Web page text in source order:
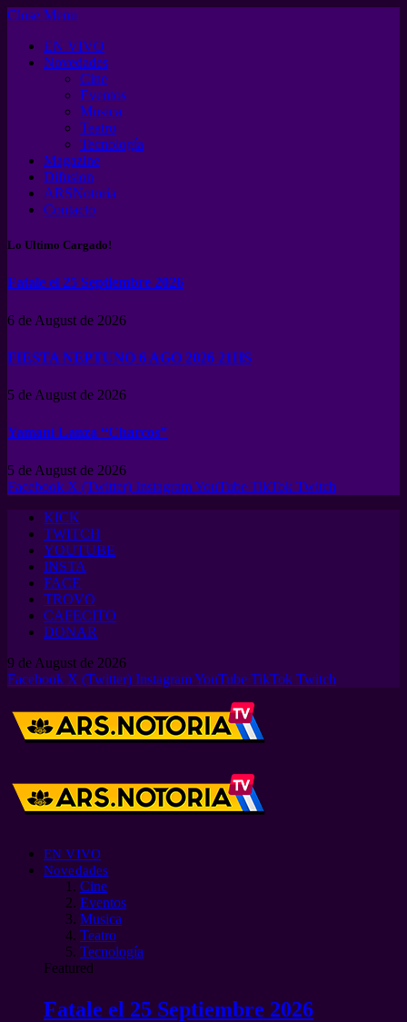
Close Menu
EN VIVO
Novedades
Cine
Eventos
Musica
Teatro
Tecnología
Magazine
Difusion
ARSNotoria
Contacto
Lo Ultimo Cargado!
Fatale el 25 Septiembre 2026
6 de August de 2026
FIESTA NEPTUNO 6 AGO 2026 21HS
5 de August de 2026
Yamaní Lanza “Charcos”
5 de August de 2026
Facebook X (Twitter) InstagramYouTube TikTok Twitch
KICK
TWITCH
YOUTUBE
INSTA
FACE
TROVO
CAFECITO
DONAR
9 de August de 2026
Facebook X (Twitter) InstagramYouTube TikTok Twitch
EN VIVO
Novedades
Cine
Eventos
Musica
Teatro
Tecnología
Featured
Fatale el 25 Septiembre 2026